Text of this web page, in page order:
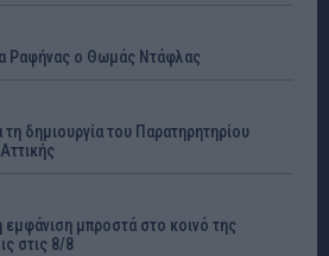
Ραφήνας ο Θωμάς Ντάφλας
δημιουργία του Παρατηρητηρίου
μπροστά στο κοινό της
στις 8/8